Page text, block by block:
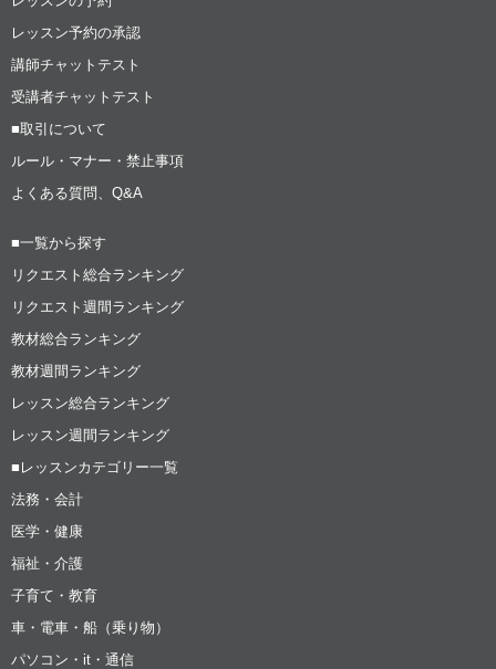
レッスン予約の承認
講師チャットテスト
受講者チャットテスト
■取引について
ルール・マナー・禁止事項
よくある質問、Q&A
■一覧から探す
リクエスト総合ランキング
リクエスト週間ランキング
教材総合ランキング
教材週間ランキング
レッスン総合ランキング
レッスン週間ランキング
■レッスンカテゴリー一覧
法務・会計
医学・健康
福祉・介護
子育て・教育
車・電車・船（乗り物）
パソコン・it・通信